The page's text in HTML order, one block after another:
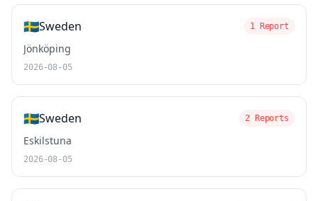
🇸🇪Sweden 1 Report
Jönköping
2026-08-05
🇸🇪Sweden 2 Reports
Eskilstuna
2026-08-05